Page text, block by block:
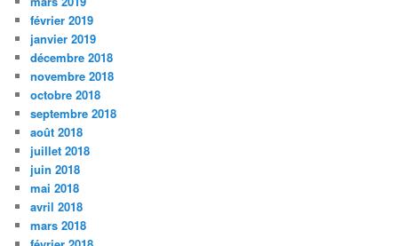
février 2019
janvier 2019
décembre 2018
novembre 2018
octobre 2018
septembre 2018
août 2018
juillet 2018
juin 2018
mai 2018
avril 2018
mars 2018